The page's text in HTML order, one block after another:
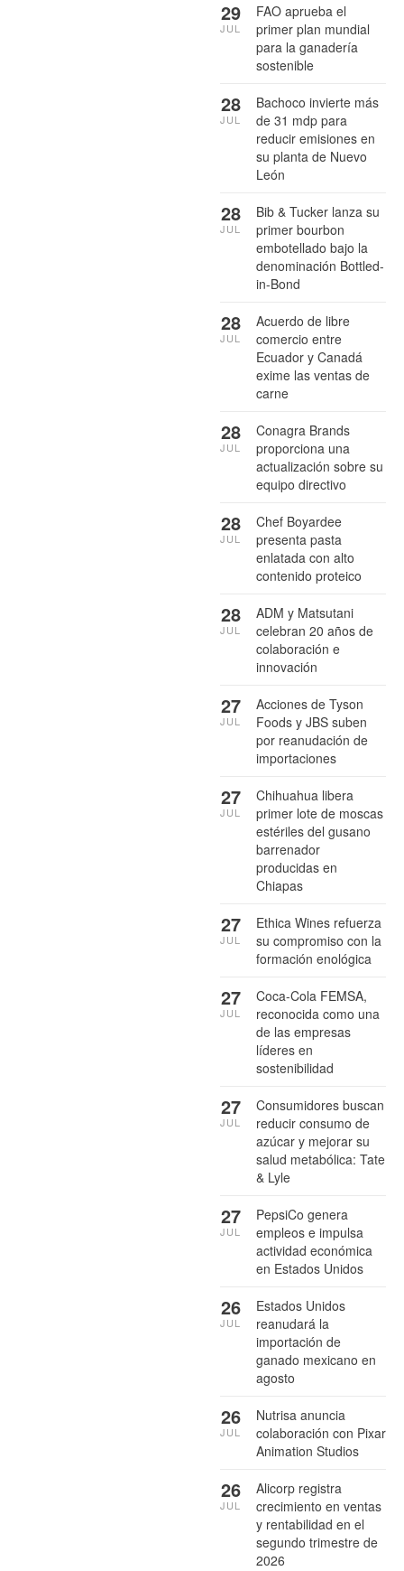
FAO aprueba el
primer plan mundial
para la ganadería
sostenible
29
JUL
Bachoco invierte más
de 31 mdp para
reducir emisiones en
su planta de Nuevo
León
28
JUL
Bib & Tucker lanza su
primer bourbon
embotellado bajo la
denominación Bottled-
in-Bond
28
JUL
Acuerdo de libre
comercio entre
Ecuador y Canadá
exime las ventas de
carne
28
JUL
Conagra Brands
proporciona una
actualización sobre su
equipo directivo
28
JUL
Chef Boyardee
presenta pasta
enlatada con alto
contenido proteico
28
JUL
ADM y Matsutani
celebran 20 años de
colaboración e
innovación
28
JUL
Acciones de Tyson
Foods y JBS suben
por reanudación de
importaciones
27
JUL
Chihuahua libera
primer lote de moscas
estériles del gusano
barrenador
producidas en
Chiapas
27
JUL
Ethica Wines refuerza
su compromiso con la
formación enológica
27
JUL
Coca-Cola FEMSA,
reconocida como una
de las empresas
líderes en
sostenibilidad
27
JUL
Consumidores buscan
reducir consumo de
azúcar y mejorar su
salud metabólica: Tate
& Lyle
27
JUL
PepsiCo genera
empleos e impulsa
actividad económica
en Estados Unidos
27
JUL
Estados Unidos
reanudará la
importación de
ganado mexicano en
agosto
26
JUL
Nutrisa anuncia
colaboración con Pixar
Animation Studios
26
JUL
Alicorp registra
crecimiento en ventas
y rentabilidad en el
segundo trimestre de
2026
26
JUL